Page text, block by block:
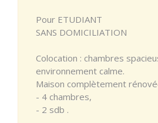
Pour ETUDIANT
SANS DOMICILIATION
Colocation : chambres
environnement calme.
Maison complètement
- 4 chambres,
- 2 sdb .